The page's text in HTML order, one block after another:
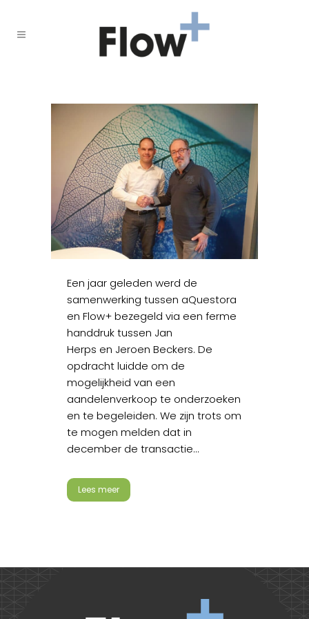
Een jaar geleden werd de
samenwerking tussen aQuestora
en Flow+ bezegeld via een ferme
handdruk tussen Jan
Herps en Jeroen Beckers. De
opdracht luidde om de
mogelijkheid van een
aandelenverkoop te onderzoeken
en te begeleiden. We zijn trots om
te mogen melden dat in
december de transactie...
Lees meer